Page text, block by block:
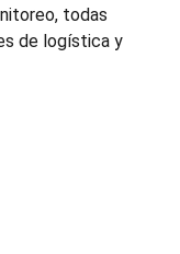
todas
de logística y